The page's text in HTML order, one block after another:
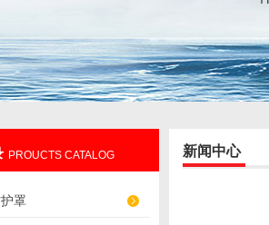
华蒴机床附件制造有限公司
PROUCTS CATALOG
罩
新闻中心